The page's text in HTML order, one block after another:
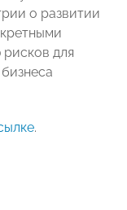
о развитии
для
.